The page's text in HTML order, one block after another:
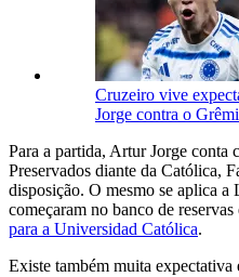
Cruzeiro vive
Jorge contra o
Para a partida, Artur Jorge conta
Preservados diante da Católica,
disposição. O mesmo se aplica
começaram no banco de reservas
para a Universidad Católica.
Existe também muita